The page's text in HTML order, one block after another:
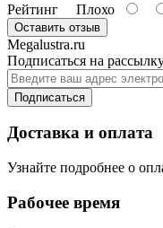
Рейтинг Плохо
Оставить отзыв
Megalustra.ru
Подписаться на
Подписаться
Доставка и оплата
Узнайте подробнее о
Рабочее время